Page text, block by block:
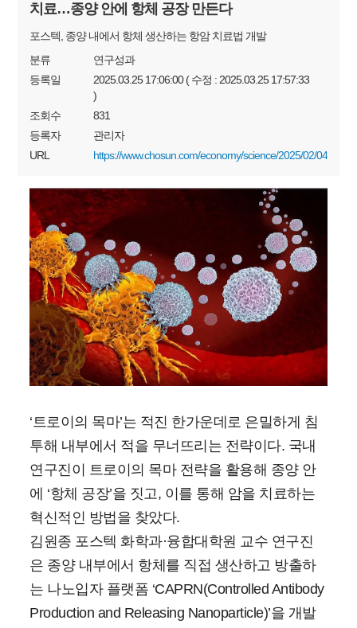
치료…종양 안에 항체 공장 만든다
포스텍, 종양 내에서 항체 생산하는 항암 치료법 개발
분류
연구성과
등록일
2025.03.25 17:06:00 ( 수정 : 2025.03.25 17:57:33
)
조회수
831
등록자
관리자
URL
https://www.chosun.com/economy/science/2025/02/04/
‘트로이의 목마’는 적진 한가운데로 은밀하게 침
투해 내부에서 적을 무너뜨리는 전략이다. 국내
연구진이 트로이의 목마 전략을 활용해 종양 안
에 ‘항체 공장’을 짓고, 이를 통해 암을 치료하는
혁신적인 방법을 찾았다.
김원종 포스텍 화학과·융합대학원 교수 연구진
은 종양 내부에서 항체를 직접 생산하고 방출하
는 나노입자 플랫폼 ‘CAPRN(Controlled Antibody
Production and Releasing Nanoparticle)’을 개발